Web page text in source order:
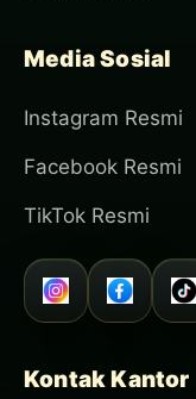
Media Sosial
Instagram Resmi
Facebook Resmi
TikTok Resmi
Kontak Kantor